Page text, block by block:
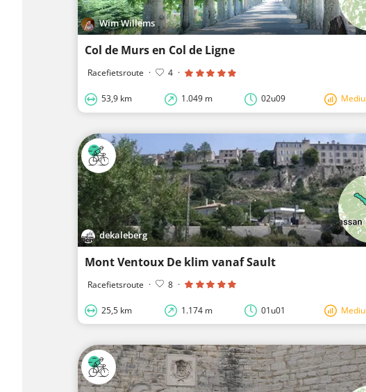
Wim Willems
Col de Murs en Col de Ligne
Racefietsroute · 4 ·
53,9 km 1.049 m 02u09
dekaleberg
Mont Ventoux De klim vanaf Sault
Racefietsroute · 8 ·
25,5 km 1.174 m 01u01